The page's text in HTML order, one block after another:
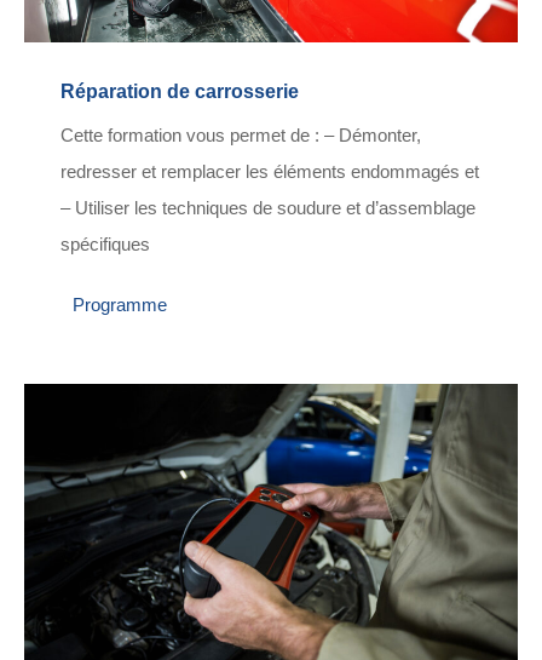
Réparation de carrosserie
Cette formation vous permet de : – Démonter,
redresser et remplacer les éléments endommagés et
– Utiliser les techniques de soudure et d’assemblage
spécifiques
Programme